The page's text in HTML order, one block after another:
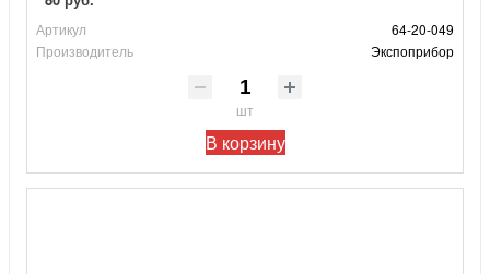
Артикул
64-20-049
Производитель
Экспоприбор
шт
В корзину